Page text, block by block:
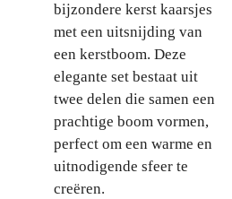
bijzondere kerst kaarsjes
met een uitsnijding van
een kerstboom. Deze
elegante set bestaat uit
twee delen die samen een
prachtige boom vormen,
perfect om een warme en
uitnodigende sfeer te
creëren.